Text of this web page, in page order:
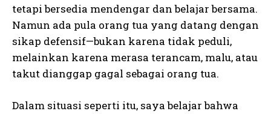
tetapi bersedia mendengar dan belajar bersama.
Namun ada pula orang tua yang datang dengan
sikap defensif—bukan karena tidak peduli,
melainkan karena merasa terancam, malu, atau
takut dianggap gagal sebagai orang tua.
Dalam situasi seperti itu, saya belajar bahwa